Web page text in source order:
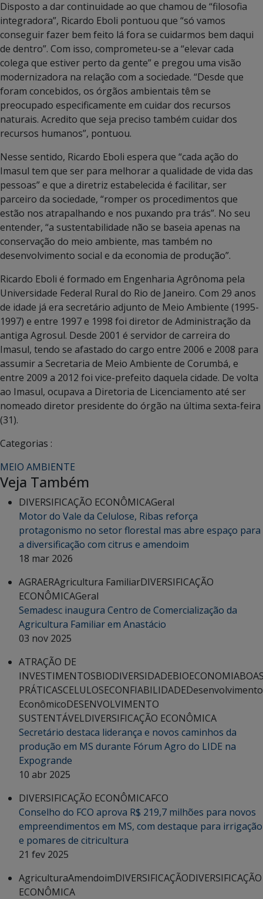
Disposto a dar continuidade ao que chamou de “filosofia
integradora”, Ricardo Eboli pontuou que “só vamos
conseguir fazer bem feito lá fora se cuidarmos bem daqui
de dentro”. Com isso, comprometeu-se a “elevar cada
colega que estiver perto da gente” e pregou uma visão
modernizadora na relação com a sociedade. “Desde que
foram concebidos, os órgãos ambientais têm se
preocupado especificamente em cuidar dos recursos
naturais. Acredito que seja preciso também cuidar dos
recursos humanos”, pontuou.
Nesse sentido, Ricardo Eboli espera que “cada ação do
Imasul tem que ser para melhorar a qualidade de vida das
pessoas” e que a diretriz estabelecida é facilitar, ser
parceiro da sociedade, “romper os procedimentos que
estão nos atrapalhando e nos puxando pra trás”. No seu
entender, “a sustentabilidade não se baseia apenas na
conservação do meio ambiente, mas também no
desenvolvimento social e da economia de produção”.
Ricardo Eboli é formado em Engenharia Agrônoma pela
Universidade Federal Rural do Rio de Janeiro. Com 29 anos
de idade já era secretário adjunto de Meio Ambiente (1995-
1997) e entre 1997 e 1998 foi diretor de Administração da
antiga Agrosul. Desde 2001 é servidor de carreira do
Imasul, tendo se afastado do cargo entre 2006 e 2008 para
assumir a Secretaria de Meio Ambiente de Corumbá, e
entre 2009 a 2012 foi vice-prefeito daquela cidade. De volta
ao Imasul, ocupava a Diretoria de Licenciamento até ser
nomeado diretor presidente do órgão na última sexta-feira
(31).
Categorias :
MEIO AMBIENTE
Veja Também
DIVERSIFICAÇÃO ECONÔMICAGeral
Motor do Vale da Celulose, Ribas reforça
protagonismo no setor florestal mas abre espaço para
a diversificação com citrus e amendoim
18 mar 2026
AGRAERAgricultura FamiliarDIVERSIFICAÇÃO
ECONÔMICAGeral
Semadesc inaugura Centro de Comercialização da
Agricultura Familiar em Anastácio
03 nov 2025
ATRAÇÃO DE
INVESTIMENTOSBIODIVERSIDADEBIOECONOMIA
PRÁTICASCELULOSECONFIABILIDADEDesenvolvimento
EconômicoDESENVOLVIMENTO
SUSTENTÁVELDIVERSIFICAÇÃO ECONÔMICA
Secretário destaca liderança e novos caminhos da
produção em MS durante Fórum Agro do LIDE na
Expogrande
10 abr 2025
DIVERSIFICAÇÃO ECONÔMICAFCO
Conselho do FCO aprova R$ 219,7 milhões para novos
empreendimentos em MS, com destaque para irrigação
e pomares de citricultura
21 fev 2025
AgriculturaAmendoimDIVERSIFICAÇÃODIVERSIFICAÇÃO
ECONÔMICA